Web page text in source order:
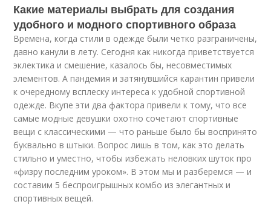
Какие материалы выбрать для создания
удобного и модного спортивного образа
Времена, когда стили в одежде были четко разграничены,
давно канули в лету. Сегодня как никогда приветствуется
эклектика и смешение, казалось бы, несовместимых
элементов. А пандемия и затянувшийся карантин привели
к очередному всплеску интереса к удобной спортивной
одежде. Вкупе эти два фактора привели к тому, что все
самые модные девушки охотно сочетают спортивные
вещи с классическими — что раньше было бы воспринято
буквально в штыки. Вопрос лишь в том, как это делать
стильно и уместно, чтобы избежать неловких шуток про
«физру последним уроком». В этом мы и разберемся — и
составим 5 беспроигрышных комбо из элегантных и
спортивных вещей.